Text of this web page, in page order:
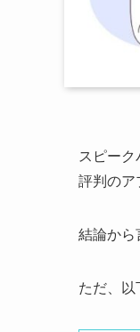
スピーク
評判のア
結論から
ただ、以